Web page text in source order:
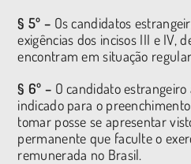
§ 5º – Os candidatos
exigências dos incisos III e IV,
encontram em situação
§ 6º – O candidato
indicado para o
tomar posse se apresentar
permanente que faculte o
remunerada no Brasil.